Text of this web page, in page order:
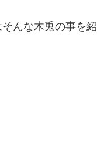
んな木兎の事を紹